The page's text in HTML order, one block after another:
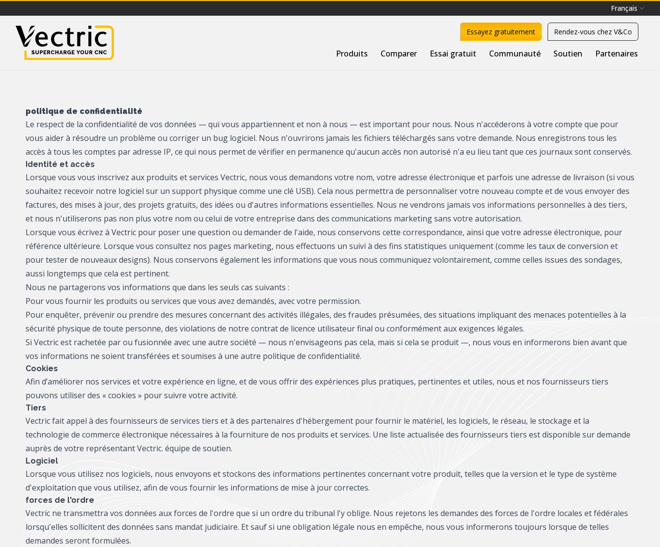
Français
Vectric Essayez gratuitement Rendez-vous chez V&Co
Produits Comparer Essai gratuit Communauté Soutien Partenaires
politique de confidentialité
Le respect de la confidentialité de vos données — qui vous appartiennent et non à nous — est important pour nous. Nous n'accéderons à votre compte que pour
vous aider à résoudre un problème ou corriger un bug logiciel. Nous n'ouvrirons jamais les fichiers téléchargés sans votre demande. Nous enregistrons tous les
accès à tous les comptes par adresse IP, ce qui nous permet de vérifier en permanence qu'aucun accès non autorisé n'a eu lieu tant que ces journaux sont conservés.
Identité et accès
Lorsque vous vous inscrivez aux produits et services Vectric, nous vous demandons votre nom, votre adresse électronique et parfois une adresse de livraison (si vous
souhaitez recevoir notre logiciel sur un support physique comme une clé USB). Cela nous permettra de personnaliser votre nouveau compte et de vous envoyer des
factures, des mises à jour, des projets gratuits, des idées ou d'autres informations essentielles. Nous ne vendrons jamais vos informations personnelles à des tiers,
et nous n'utiliserons pas non plus votre nom ou celui de votre entreprise dans des communications marketing sans votre autorisation.
Lorsque vous écrivez à Vectric pour poser une question ou demander de l'aide, nous conservons cette correspondance, ainsi que votre adresse électronique, pour
référence ultérieure. Lorsque vous consultez nos pages marketing, nous effectuons un suivi à des fins statistiques uniquement (comme les taux de conversion et
pour tester de nouveaux designs). Nous conservons également les informations que vous nous communiquez volontairement, comme celles issues des sondages,
aussi longtemps que cela est pertinent.
Nous ne partagerons vos informations que dans les seuls cas suivants :
Pour vous fournir les produits ou services que vous avez demandés, avec votre permission.
Pour enquêter, prévenir ou prendre des mesures concernant des activités illégales, des fraudes présumées, des situations impliquant des menaces potentielles à la
sécurité physique de toute personne, des violations de notre contrat de licence utilisateur final ou conformément aux exigences légales.
Si Vectric est rachetée par ou fusionnée avec une autre société — nous n'envisageons pas cela, mais si cela se produit —, nous vous en informerons bien avant que
vos informations ne soient transférées et soumises à une autre politique de confidentialité.
Cookies
Afin d’améliorer nos services et votre expérience en ligne, et de vous offrir des expériences plus pratiques, pertinentes et utiles, nous et nos fournisseurs tiers
pouvons utiliser des « cookies » pour suivre votre activité.
Tiers
Vectric fait appel à des fournisseurs de services tiers et à des partenaires d'hébergement pour fournir le matériel, les logiciels, le réseau, le stockage et la
technologie de commerce électronique nécessaires à la fourniture de nos produits et services. Une liste actualisée des fournisseurs tiers est disponible sur demande
auprès de votre représentant Vectric. équipe de soutien.
Logiciel
Lorsque vous utilisez nos logiciels, nous envoyons et stockons des informations pertinentes concernant votre produit, telles que la version et le type de système
d'exploitation que vous utilisez, afin de vous fournir les informations de mise à jour correctes.
forces de l'ordre
Vectric ne transmettra vos données aux forces de l'ordre que si un ordre du tribunal l'y oblige. Nous rejetons les demandes des forces de l'ordre locales et fédérales
lorsqu'elles sollicitent des données sans mandat judiciaire. Et sauf si une obligation légale nous en empêche, nous vous informerons toujours lorsque de telles
demandes seront formulées.